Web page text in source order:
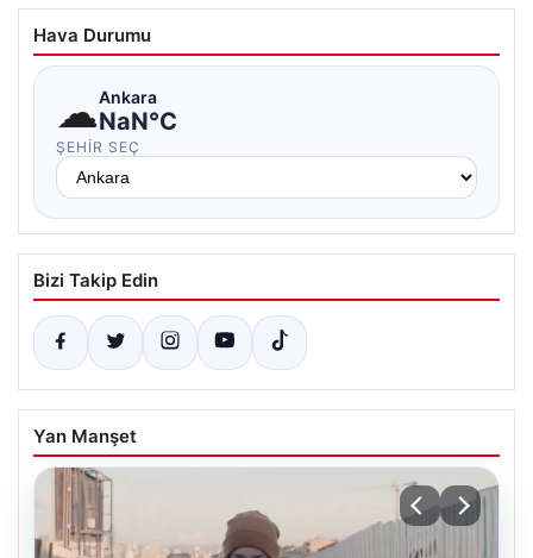
Hava Durumu
☁Ankara
NaN°C
ŞEHIR SEÇ
Bizi Takip Edin
Yan Manşet